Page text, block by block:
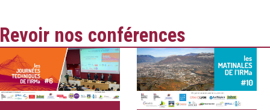
Revoir nos conférences